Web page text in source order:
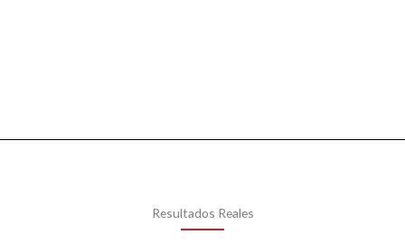
Resultados Reales